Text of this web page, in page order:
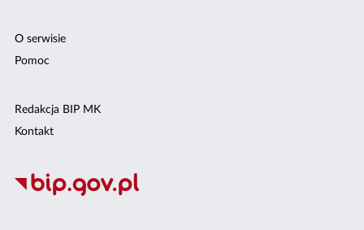
O serwisie
Pomoc
Redakcja BIP MK
Kontakt